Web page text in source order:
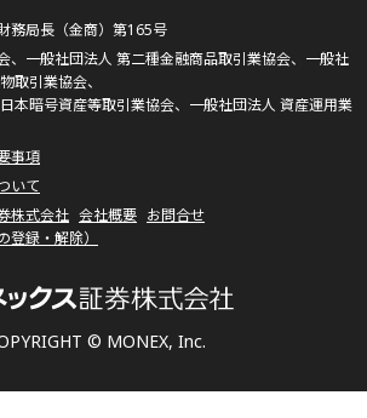
© MONEX, Inc.
局長（金商）第165号
、一般社団法人 第二種金融商品取引業協会、一般社
取引業協会、
本暗号資産等取引業協会、一般社団法人 資産運用業
事項
いて
株式会社 会社概要 お問合せ
登録・解除）